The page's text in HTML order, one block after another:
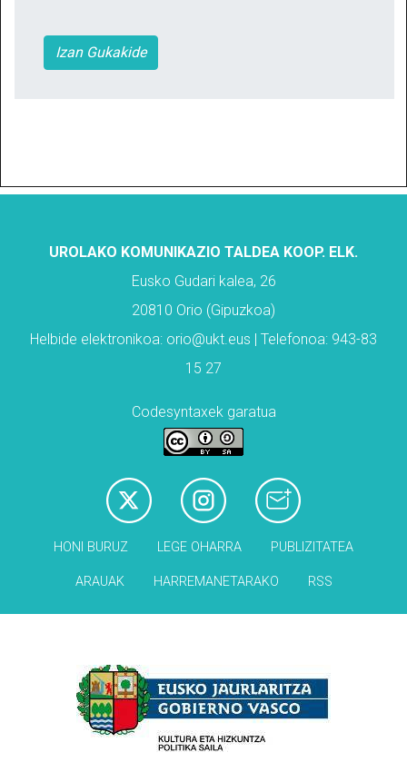
Izan Gukakide
UROLAKO KOMUNIKAZIO TALDEA KOOP. ELK.
Eusko Gudari kalea, 26
20810 Orio (Gipuzkoa)
Helbide elektronikoa: orio@ukt.eus | Telefonoa: 943-83
15 27
Codesyntaxek garatua
HONI BURUZ LEGE OHARRA PUBLIZITATEA
ARAUAK HARREMANETARAKO RSS